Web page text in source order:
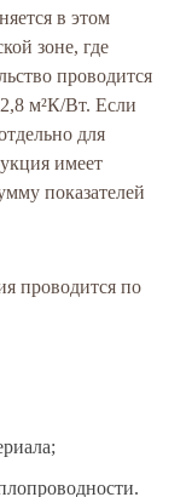
в этом
зоне, где
проводится
м²К/Вт. Если
для
имеет
показателей
проводится по